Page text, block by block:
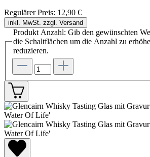
Regulärer Preis: 12,90 €
inkl. MwSt. zzgl. Versand
Produkt Anzahl: Gib den gewünschten
die Schaltflächen um die Anzahl zu
reduzieren.